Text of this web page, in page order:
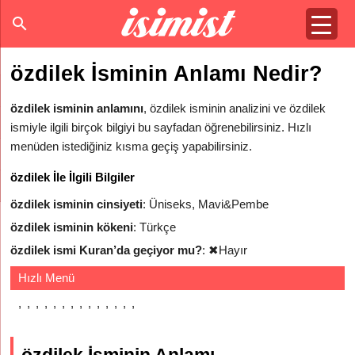
özdilek İsminin Anlamı Nedir?
özdilek isminin anlamını, özdilek isminin analizini ve özdilek
ismiyle ilgili birçok bilgiyi bu sayfadan öğrenebilirsiniz. Hızlı
menüden istediğiniz kısma geçiş yapabilirsiniz.
özdilek İle İlgili Bilgiler
özdilek isminin cinsiyeti: Üniseks, Mavi&Pembe
özdilek isminin kökeni: Türkçe
özdilek ismi Kuran’da geçiyor mu?: ✖Hayır
Hızlı Menü